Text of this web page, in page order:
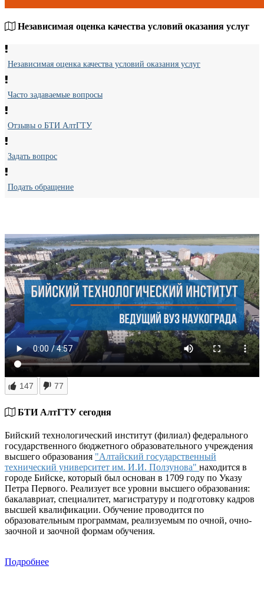
Независимая оценка качества условий оказания услуг
Независимая оценка качества условий оказания услуг
Часто задаваемые вопросы
Отзывы о БТИ АлтГТУ
Задать вопрос
Подать обращение
147 77
БТИ АлтГТУ сегодня
Бийский технологический институт (филиал) федерального
государственного бюджетного образовательного учреждения
высшего образования "Алтайский государственный
технический университет им. И.И. Ползунова" находится в
городе Бийске, который был основан в 1709 году по Указу
Петра Первого. Реализует все уровни высшего образования:
бакалавриат, специалитет, магистратуру и подготовку кадров
высшей квалификации. Обучение проводится по
образовательным программам, реализуемым по очной, очно-
заочной и заочной формам обучения.
Подробнее